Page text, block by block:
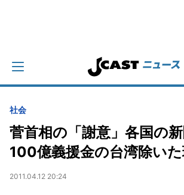
社会
菅首相の「謝意」各国の
100億義援金の台湾除い
2011.04.12 20:24